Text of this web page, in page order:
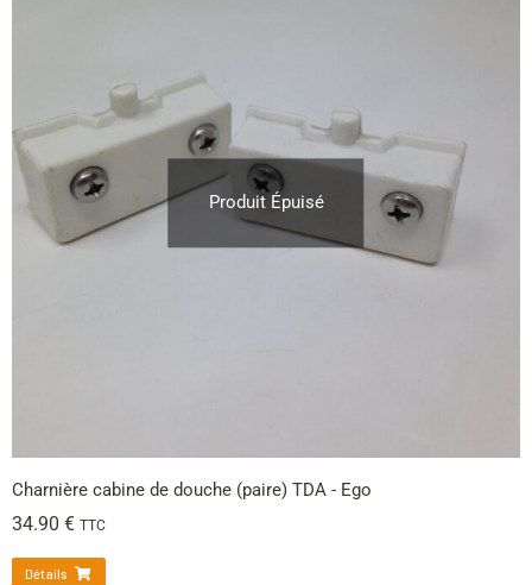
Produit Épuisé
Charnière cabine de douche (paire) TDA - Ego
34.90 € TTC
Détails